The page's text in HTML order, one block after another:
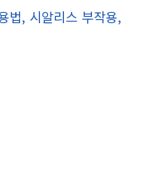
법, 시알리스 부작용,